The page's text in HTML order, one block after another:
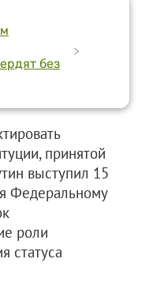
без
>
принятой
выступил 15
Федеральному
роли
статуса